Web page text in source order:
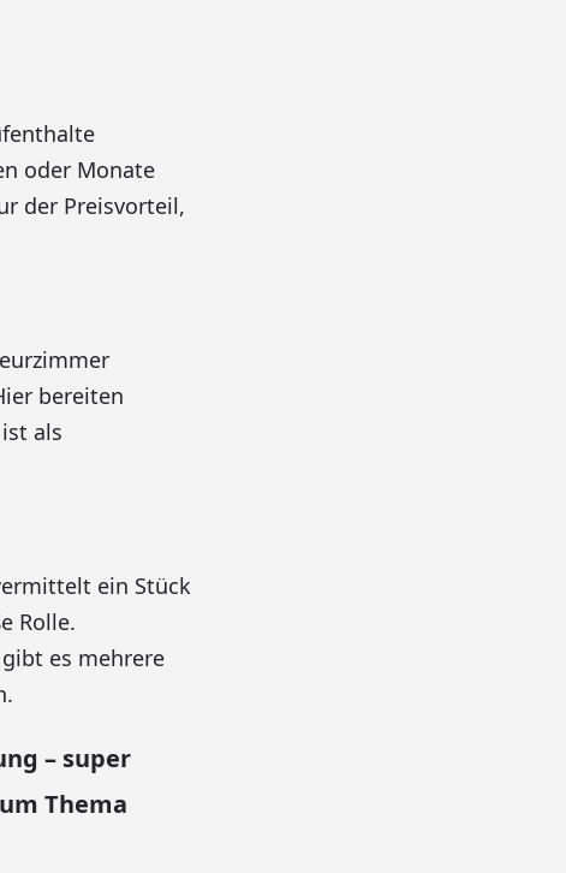
oder Monate
der Preisvorteil,
bereiten
als
ein Stück
Rolle.
es mehrere
– super
Thema